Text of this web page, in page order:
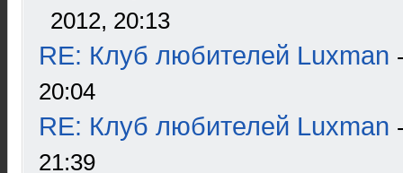
2012, 20:13
RE: Клуб любителей Luxman
20:04
RE: Клуб любителей Luxman
21:39